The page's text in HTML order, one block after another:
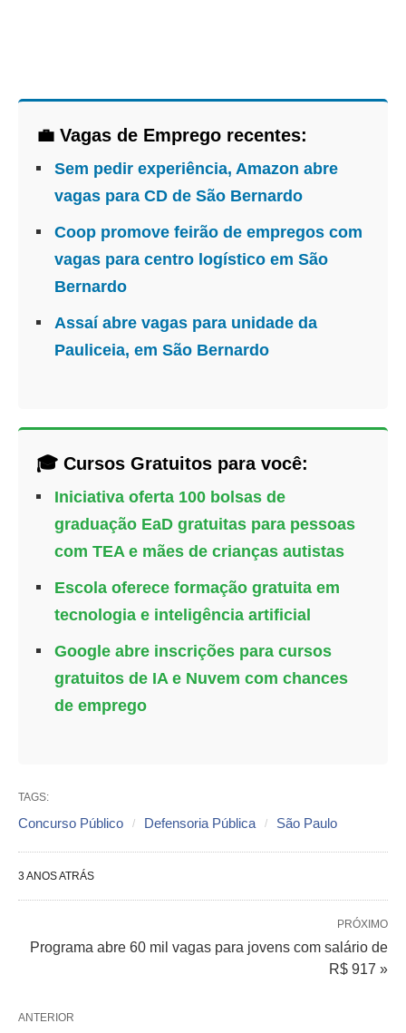
💼 Vagas de Emprego recentes:
Sem pedir experiência, Amazon abre
vagas para CD de São Bernardo
Coop promove feirão de empregos com
vagas para centro logístico em São
Bernardo
Assaí abre vagas para unidade da
Pauliceia, em São Bernardo
🎓 Cursos Gratuitos para você:
Iniciativa oferta 100 bolsas de
graduação EaD gratuitas para pessoas
com TEA e mães de crianças autistas
Escola oferece formação gratuita em
tecnologia e inteligência artificial
Google abre inscrições para cursos
gratuitos de IA e Nuvem com chances
de emprego
TAGS:
Concurso Público Defensoria Pública São Paulo
3 ANOS ATRÁS
PRÓXIMO
Programa abre 60 mil vagas para jovens com salário de
R$ 917 »
ANTERIOR